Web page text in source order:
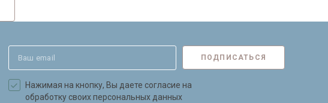
ПОДПИСАТЬСЯ
Нажимая на кнопку, Вы даете согласие на
обработку своих персональных данных